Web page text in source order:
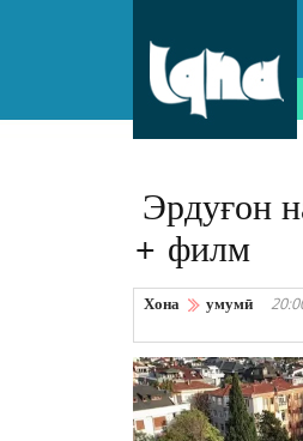
Эрдуғон
+ филм
Хона умумӣ